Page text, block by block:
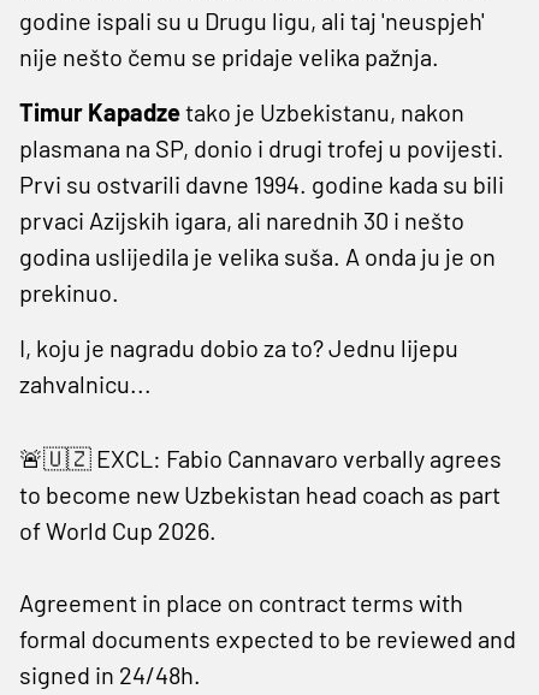
godine ispali su u Drugu ligu, ali taj 'neuspjeh'
nije nešto čemu se pridaje velika pažnja.
Timur Kapadzetako je Uzbekistanu, nakon
plasmana na SP, donio i drugi trofej u povijesti.
Prvi su ostvarili davne 1994. godine kada su bili
prvaci Azijskih igara, ali narednih 30 i nešto
godina uslijedila je velika suša. A onda ju je on
prekinuo.
I, koju je nagradu dobio za to? Jednu lijepu
zahvalnicu...
🚨🇺🇿 EXCL: Fabio Cannavaro verbally agrees
to become new Uzbekistan head coach as part
of World Cup 2026.
Agreement in place on contract terms with
formal documents expected to be reviewed and
signed in 24/48h.